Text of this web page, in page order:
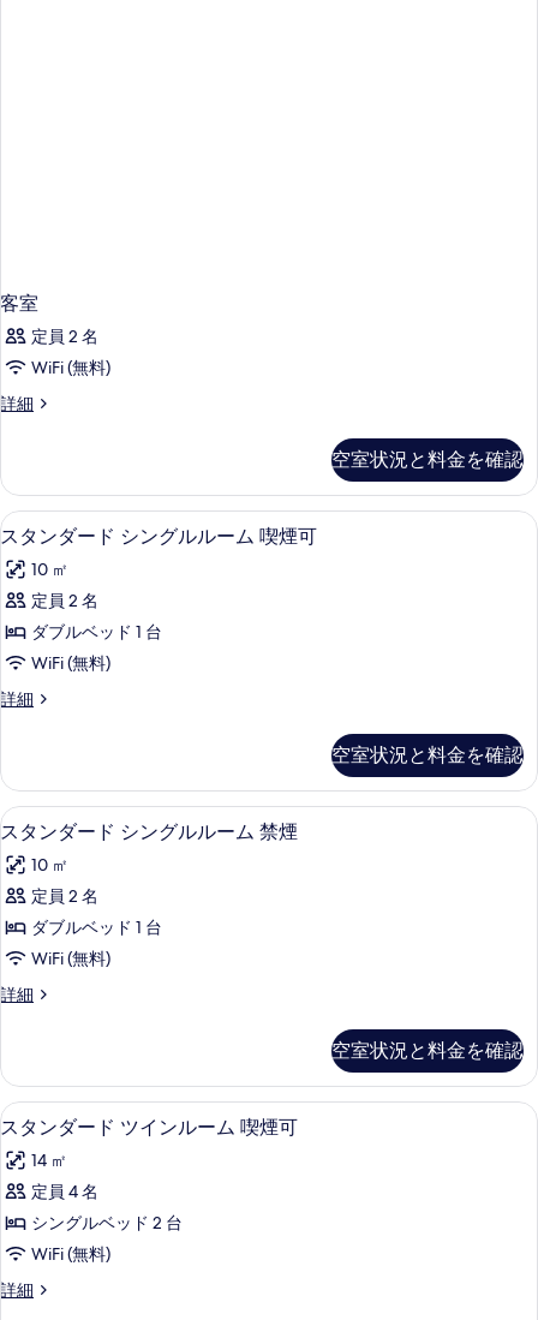
客室
定員 2 名
WiFi (無料)
詳細
客
細
空室状況と料金を確認
ス
タ
ン
ダ
ー
シ
グ
ル
ル
ー
ム
喫
煙
可
べ
て
の
写
真
を
示
デスク、アイロン / アイロン台、
15
スタンダード シングルルーム 喫煙可
10 ㎡
定員 2 名
ダブルベッド 1 台
WiFi (無料)
詳細
ス
ー
ド
シ
グ
ル
ー
ム
煙
細
空室状況と料金を確認
ス
タ
ン
ダ
ー
シ
グ
ル
ル
ー
ム
禁
煙
の
デスク、アイロン / アイロン台、
15
スタンダード シングルルーム 禁煙
10 ㎡
定員 2 名
ダブルベッド 1 台
WiFi (無料)
詳細
ス
ー
ド
シ
グ
ル
ー
ム
煙
空室状況と料金を確認
ス
タ
ン
ダ
ー
ツ
デスク、アイロン / アイロン台、
15
スタンダード ツインルーム 喫煙可
14 ㎡
定員 4 名
シングルベッド 2 台
WiFi (無料)
詳細
ス